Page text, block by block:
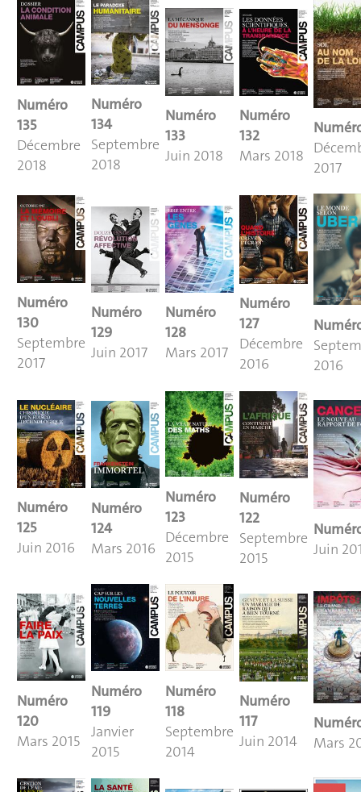
Numéro
135
Décembre
2018
Numéro
134
Septembre
2018
Numéro
133
Juin 2018
Numéro
132
Mars 2018
2017
Numéro
130
Septembre
2017
Numéro
129
Juin 2017
Numéro
128
Mars 2017
Numéro
127
Décembre
2016
2016
Numéro
125
Juin 2016
Numéro
124
Mars 2016
Numéro
123
Décembre
2015
Numéro
122
Septembre
2015
Juin
Numéro
120
Mars 2015
Numéro
119
Janvier
2015
Numéro
118
Septembre
2014
Numéro
117
Juin 2014
Mars